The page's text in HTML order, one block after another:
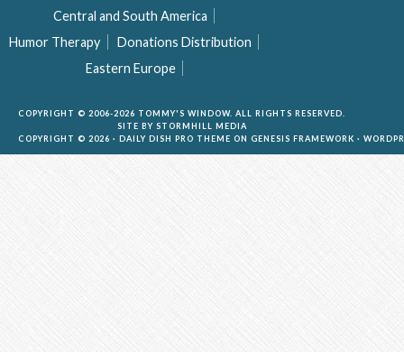
Central and South America
Humor Therapy
Donations Distribution
Eastern Europe
COPYRIGHT © 2006-2026 TOMMY'S WINDOW. ALL RIGHTS RESERVED.
SITE BY STORMHILL MEDIA
COPYRIGHT © 2026 · DAILY DISH PRO THEME ON GENESIS FRAMEWORK ·